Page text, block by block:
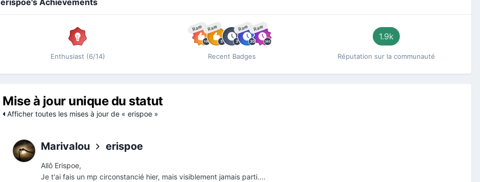
Enthusiast (6/14)
Rare Rare Rare Rare
Recent Badges
1.9k
Réputation sur la communauté
Mise à jour unique du statut
Afficher toutes les mises à jour de « erispoe »
Marivalou erispoe
Allô Erispoe,
Je t'ai fais un mp circonstancié hier, mais visiblement jamais parti....